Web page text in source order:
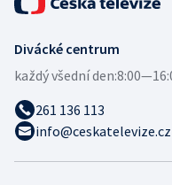
Divácké centrum
každý všední den:
261 136 113
info@ceskatelevize.cz